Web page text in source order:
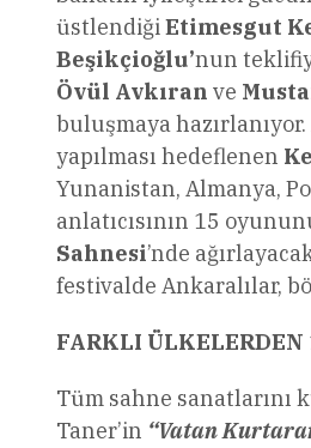
üstlendiğiEtimesgut
Beşikçioğlu’nun
Övül Avkıran ve
buluşmaya
yapılması hedeflenen
Yunanistan, Almanya,
anlatıcısının 15
Sahnesi’nde
festivalde Ankaralılar,
FARKLI ÜLKELERDEN
Tüm sahne sanatlarını
Taner’in “Vatan